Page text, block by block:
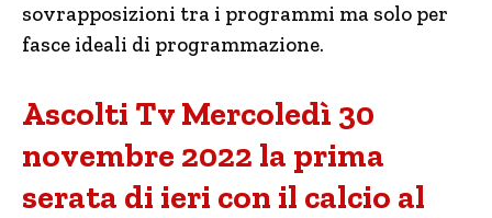
sovrapposizioni tra i programmi ma solo per
fasce ideali di programmazione.
Ascolti Tv Mercoledì 30
novembre 2022 la prima
serata di ieri con il calcio al